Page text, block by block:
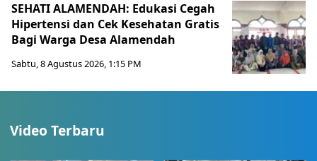
SEHATI ALAMENDAH: Edukasi Cegah
Hipertensi dan Cek Kesehatan Gratis
Bagi Warga Desa Alamendah
Sabtu, 8 Agustus 2026, 1:15 PM
Video Terbaru